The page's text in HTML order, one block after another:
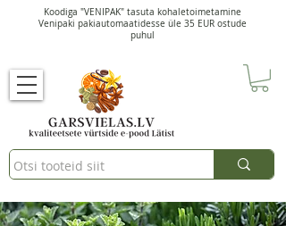
Koodiga "VENIPAK" tasuta kohaletoimetamine
Venipaki pakiautomaatidesse üle 35 EUR ostude
puhul